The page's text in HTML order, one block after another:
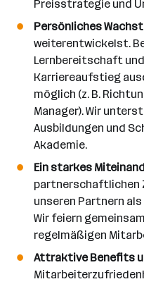
Preisstrategie und
Persönliches
weiterentwickelst.
Lernbereitschaft
Karriereaufstieg
möglich (z. B.
Manager). Wir
Ausbildungen und
Akademie.
Ein starkes
partnerschaftlichen
unseren Partnern
Wir feiern
regelmäßigen
Attraktive Benefits